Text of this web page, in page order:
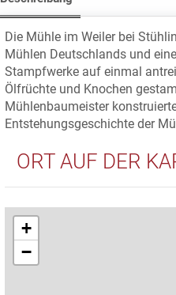
Die Mühle im Weiler bei
Mühlen Deutschlands und
Stampfwerke auf einmal
Ölfrüchte und Knochen
Mühlenbaumeister
Entstehungsgeschichte der
ORT AUF DER
+
−